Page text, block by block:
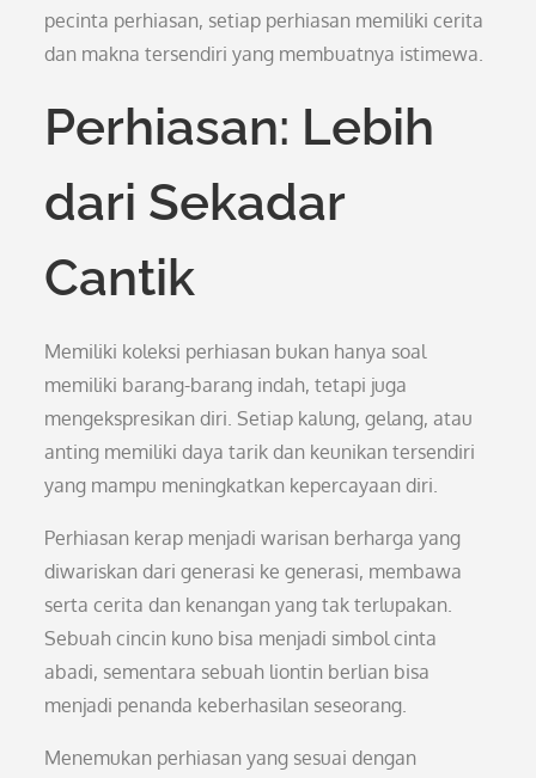
pecinta perhiasan, setiap perhiasan memiliki cerita
dan makna tersendiri yang membuatnya istimewa.
Perhiasan: Lebih
dari Sekadar
Cantik
Memiliki koleksi perhiasan bukan hanya soal
memiliki barang-barang indah, tetapi juga
mengekspresikan diri. Setiap kalung, gelang, atau
anting memiliki daya tarik dan keunikan tersendiri
yang mampu meningkatkan kepercayaan diri.
Perhiasan kerap menjadi warisan berharga yang
diwariskan dari generasi ke generasi, membawa
serta cerita dan kenangan yang tak terlupakan.
Sebuah cincin kuno bisa menjadi simbol cinta
abadi, sementara sebuah liontin berlian bisa
menjadi penanda keberhasilan seseorang.
Menemukan perhiasan yang sesuai dengan